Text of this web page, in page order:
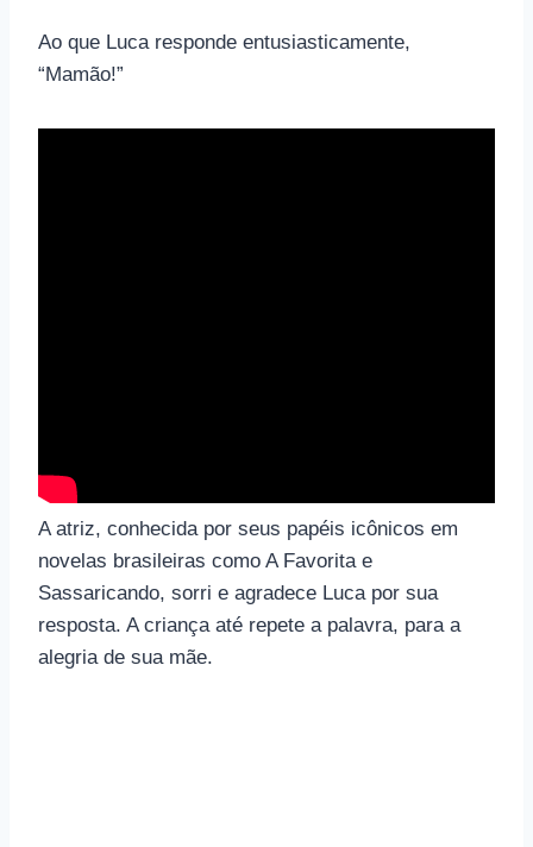
Ao que Luca responde entusiasticamente,
“Mamão!”
A atriz, conhecida por seus papéis icônicos em
novelas brasileiras como A Favorita e
Sassaricando, sorri e agradece Luca por sua
resposta. A criança até repete a palavra, para a
alegria de sua mãe.